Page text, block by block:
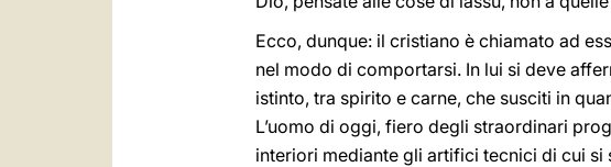
Ecco, dunque: il cristiano è chiamato ad
nel modo di comportarsi. In lui si deve
istinto, tra spirito e carne, che susciti in
L’uomo di oggi, fiero degli straordinari
interiori mediante gli artifici tecnici di cui